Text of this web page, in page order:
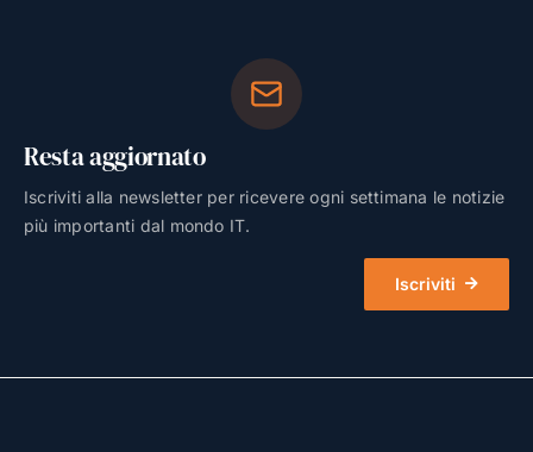
Resta aggiornato
Iscriviti alla newsletter per ricevere ogni settimana le notizie
più importanti dal mondo IT.
Iscriviti